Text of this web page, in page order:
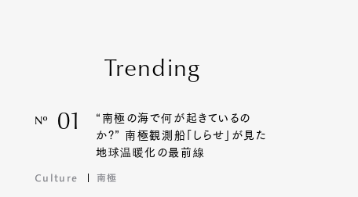
Trending
Nº 01
“南極の海で何が起きているの
か?” 南極観測船「しらせ」が見た
地球温暖化の最前線
Culture 南極